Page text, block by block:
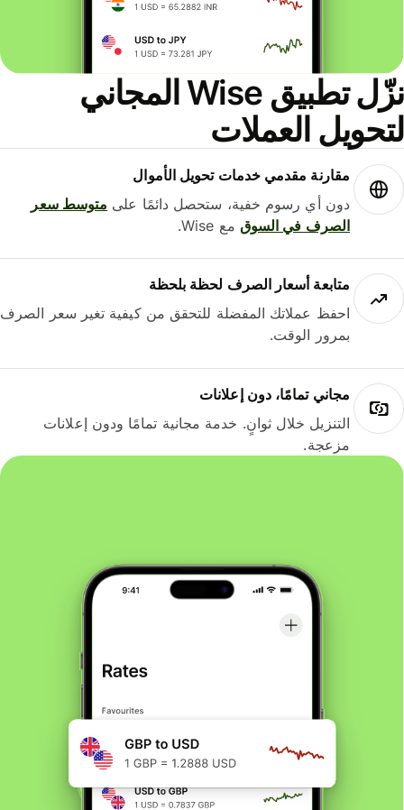
نزّل تطبيق Wise المجاني
العملات
مقارنة مقدمي خدمات تحويل الأموال
دون أي رسوم خفية، ستحصل دائمًا علىمتوسط ​​سعر
الصرف في السوقمع Wise.
متابعة أسعار الصرف لحظة بلحظة
احفظ عملاتك المفضلة للتحقق من كيفية تغير سعر الصرف
بمرور الوقت.
مجاني تمامًا، دون إعلانات
التنزيل خلال ثوانٍ. خدمة مجانية تمامًا ودون إعلانات
مزعجة.